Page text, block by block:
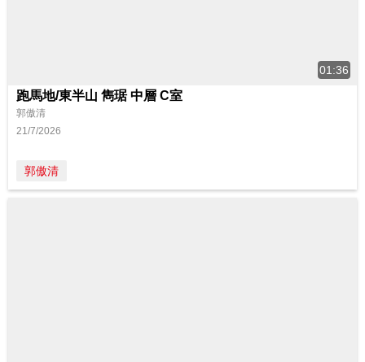
01:36
跑馬地/東半山 雋琚 中層 C室
郭傲清
21/7/2026
郭傲清